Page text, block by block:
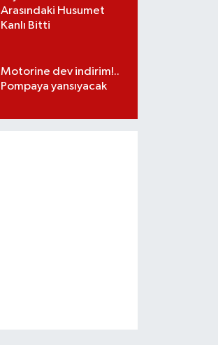
Arasındaki Husumet
Kanlı Bitti
Motorine dev indirim!..
Pompaya yansıyacak